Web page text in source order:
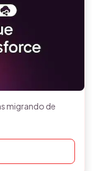
migrando de